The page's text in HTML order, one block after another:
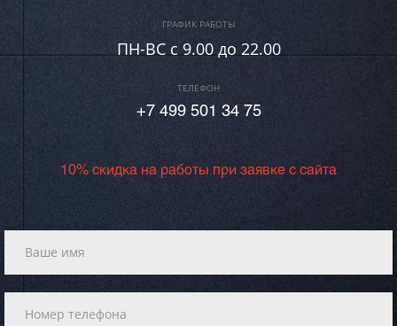
ГРАФИК РАБОТЫ
ПН-ВC c 9.00 до 22.00
ТЕЛЕФОН
+7 499 501 34 75
10% скидка на работы при заявке с сайта